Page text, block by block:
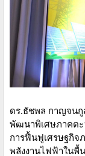
ดร.ธัชพล กาญจนกู
พัฒนาพิเศษภาคตะ
การฟื้นฟูเศรษฐกิจ
พลังงานไฟฟ้าในพื้